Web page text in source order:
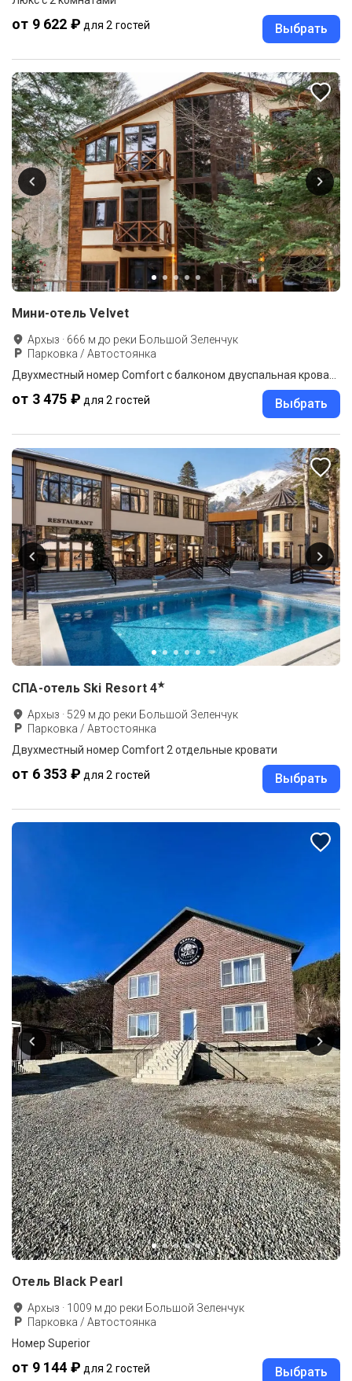
от 9 622 ₽ для 2 гостей Выбрать
Мини-отель Velvet
Архыз · 666 м до реки Большой Зеленчук
Парковка / Автостоянка
от 3 475 ₽ для 2 гостей Выбрать
СПА-отель Ski Resort 4★
Архыз · 529 м до реки Большой Зеленчук
Парковка / Автостоянка
Двухместный номер Comfort 2 отдельные кровати
от 6 353 ₽ для 2 гостей Выбрать
Отель Black Pearl
Архыз · 1009 м до реки Большой Зеленчук
Парковка / Автостоянка
Номер Superior
от 9 144 ₽ для 2 гостей Выбрать